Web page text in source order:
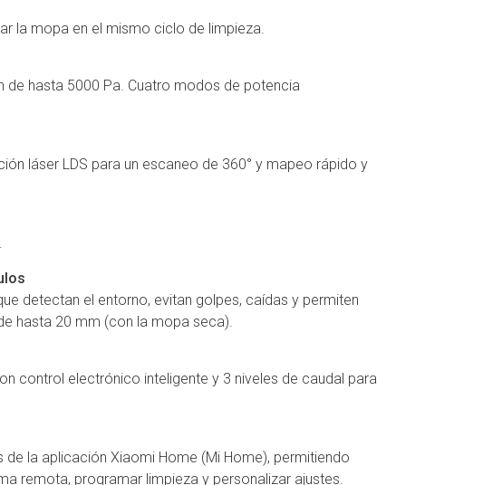
la mopa en el mismo ciclo de limpieza.
de hasta 5000 Pa. Cuatro modos de potencia
láser LDS para un escaneo de 360° y mapeo rápido y
detectan el entorno, evitan golpes, caídas y permiten
hasta 20 mm (con la mopa seca).
control electrónico inteligente y 3 niveles de caudal para
de la aplicación Xiaomi Home (Mi Home), permitiendo
remota, programar limpieza y personalizar ajustes.